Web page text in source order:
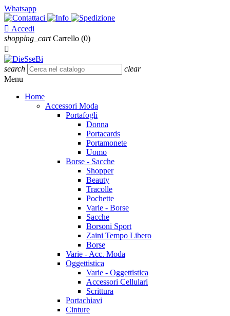
Whatsapp
 Accedi
shopping_cart Carrello (0)

search
clear
Menu
Home
Accessori Moda
Portafogli
Donna
Portacards
Portamonete
Uomo
Borse - Sacche
Shopper
Beauty
Tracolle
Pochette
Varie - Borse
Sacche
Borsoni Sport
Zaini Tempo Libero
Borse
Varie - Acc. Moda
Oggettistica
Varie - Oggettistica
Accessori Cellulari
Scrittura
Portachiavi
Cinture